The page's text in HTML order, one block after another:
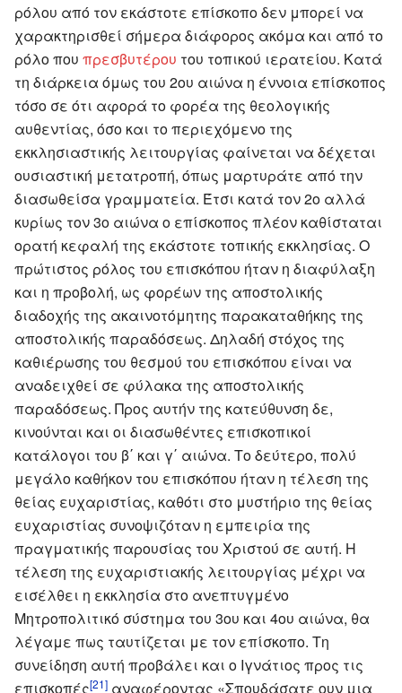
ρόλου από τον εκάστοτε επίσκοπο δεν μπορεί να
χαρακτηρισθεί σήμερα διάφορος ακόμα και από το
ρόλο που πρεσβυτέρου του τοπικού ιερατείου. Κατά
τη διάρκεια όμως του 2ου αιώνα η έννοια επίσκοπος
τόσο σε ότι αφορά το φορέα της θεολογικής
αυθεντίας, όσο και το περιεχόμενο της
εκκλησιαστικής λειτουργίας φαίνεται να δέχεται
ουσιαστική μετατροπή, όπως μαρτυράτε από την
διασωθείσα γραμματεία. Έτσι κατά τον 2ο αλλά
κυρίως τον 3ο αιώνα ο επίσκοπος πλέον καθίσταται
ορατή κεφαλή της εκάστοτε τοπικής εκκλησίας. Ο
πρώτιστος ρόλος του επισκόπου ήταν η διαφύλαξη
και η προβολή, ως φορέων της αποστολικής
διαδοχής της ακαινοτόμητης παρακαταθήκης της
αποστολικής παραδόσεως. Δηλαδή στόχος της
καθιέρωσης του θεσμού του επισκόπου είναι να
αναδειχθεί σε φύλακα της αποστολικής
παραδόσεως. Προς αυτήν της κατεύθυνση δε,
κινούνται και οι διασωθέντες επισκοπικοί
κατάλογοι του β΄ και γ΄ αιώνα. Το δεύτερο, πολύ
μεγάλο καθήκον του επισκόπου ήταν η τέλεση της
θείας ευχαριστίας, καθότι στο μυστήριο της θείας
ευχαριστίας συνοψιζόταν η εμπειρία της
πραγματικής παρουσίας του Χριστού σε αυτή. Η
τέλεση της ευχαριστιακής λειτουργίας μέχρι να
εισέλθει η εκκλησία στο ανεπτυγμένο
Μητροπολιτικό σύστημα του 3ου και 4ου αιώνα, θα
λέγαμε πως ταυτίζεται με τον επίσκοπο. Τη
συνείδηση αυτή προβάλει και ο Ιγνάτιος προς τις
επισκοπές[21] αναφέροντας «Σπουδάσατε ουν μια